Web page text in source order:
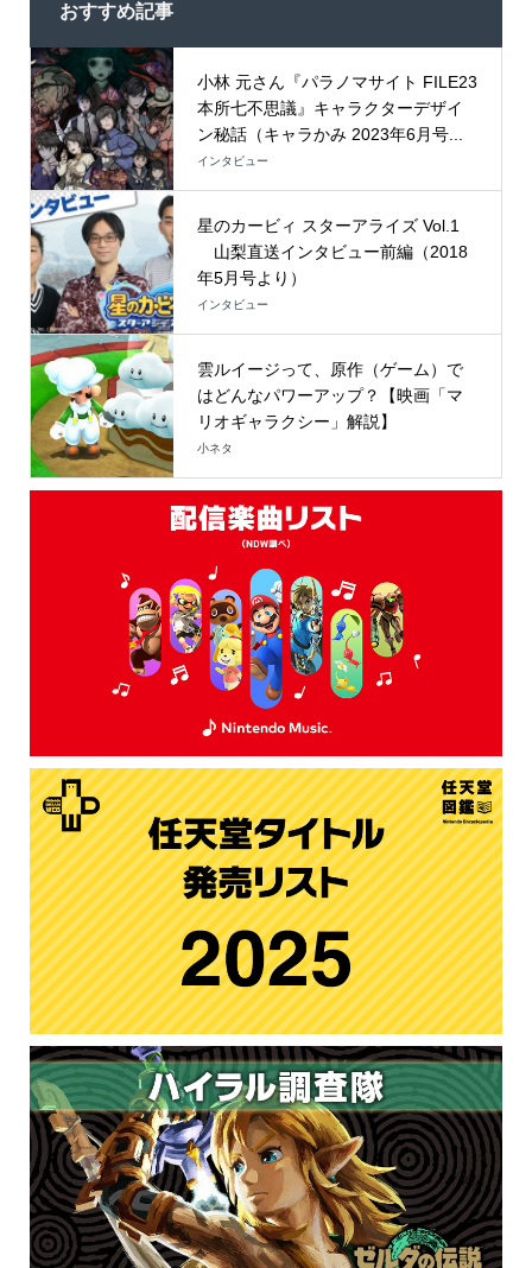
おすすめ記事
小林 元さん『パラノマサイト FILE23
本所七不思議』キャラクターデザイ
ン秘話（キャラかみ 2023年6月号...
インタビュー
星のカービィ スターアライズ Vol.1
山梨直送インタビュー前編（2018
年5月号より）
インタビュー
雲ルイージって、原作（ゲーム）で
はどんなパワーアップ？【映画「マ
リオギャラクシー」解説】
小ネタ